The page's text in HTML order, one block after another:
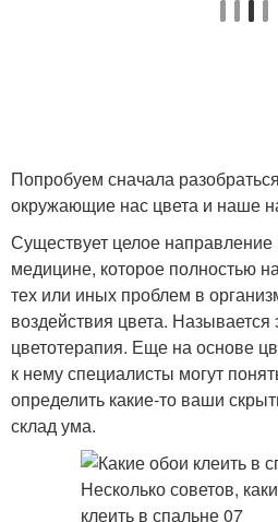
Попробуем сначала
окружающие нас цвета и наше
Существует целое
медицине, которое полностью
тех или иных проблем в
воздействия цвета. Называется
цветотерапия. Еще на основе
к нему специалисты могут
определить какие-то ваши
склад ума.